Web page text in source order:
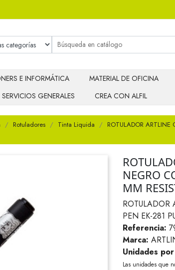
E INFORMÁTICA MATERIAL DE OFICINA
SERVICIOS GENERALES CREA CON ALFIL
Rotuladores Tinta Liquida
ROTULADOR
NEGRO
MM
ROTULADOR
PEN EK-281
Referencia:
Marca:
Unidades
Las unidades que